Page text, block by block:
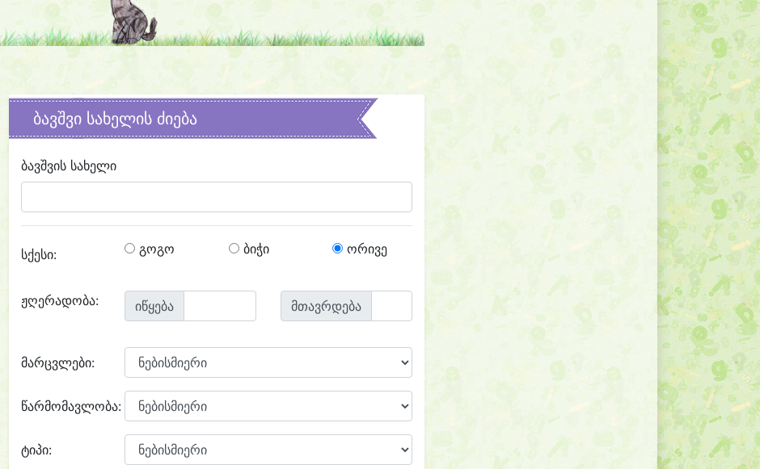
ბავშვი სახელის ძიება
ბავშვის სახელი
სქესი: გოგო ბიჭი ორივე
ჟღერადობა: იწყება მთავრდება
მარცვლები:
წარმომავლობა:
ტიპი: